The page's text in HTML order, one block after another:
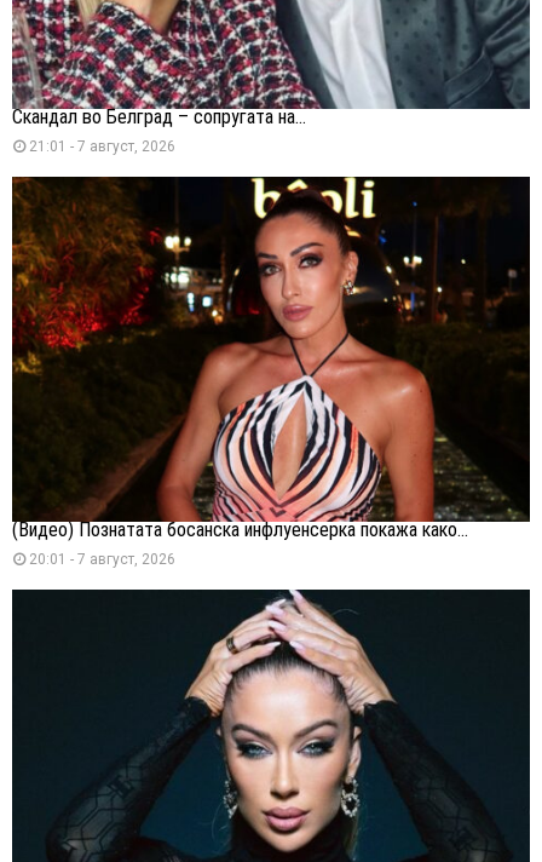
Скандал во Белград – сопругата на...
21:01 - 7 август, 2026
(Видео) Познатата босанска инфлуенсерка покажа како...
20:01 - 7 август, 2026